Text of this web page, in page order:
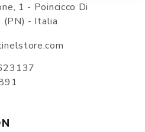
1 - Poincicco Di
- Italia